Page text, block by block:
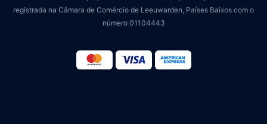
registrada na Câmara de Comércio de Leeuwarden, Países Baixos com o
número 01104443